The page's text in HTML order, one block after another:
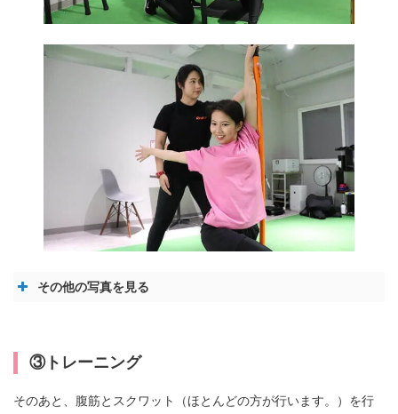
その他の写真を見る
③トレーニング
そのあと、腹筋とスクワット（ほとんどの方が行います。）を行